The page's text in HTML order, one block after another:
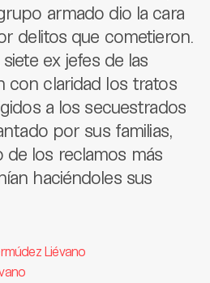
armado dio la cara
delitos que cometieron.
ex jefes de las
con claridad los tratos
a los secuestrados
por sus familias,
de los reclamos más
haciéndoles sus
Liévano